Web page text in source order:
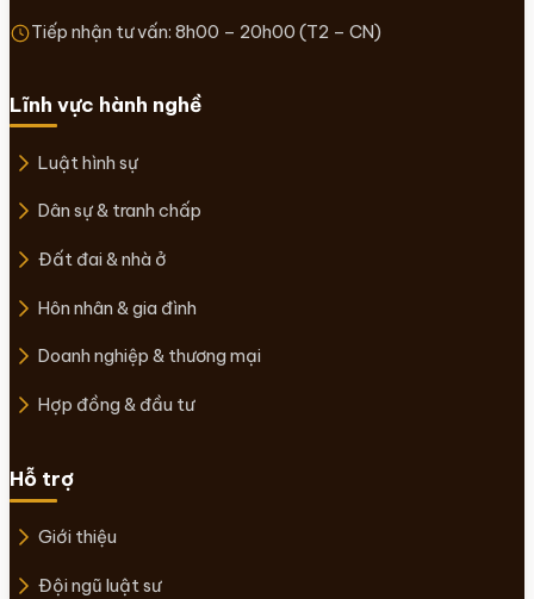
Tiếp nhận tư vấn: 8h00 – 20h00 (T2 – CN)
Lĩnh vực hành nghề
Luật hình sự
Dân sự & tranh chấp
Đất đai & nhà ở
Hôn nhân & gia đình
Doanh nghiệp & thương mại
Hợp đồng & đầu tư
Hỗ trợ
Giới thiệu
Đội ngũ luật sư